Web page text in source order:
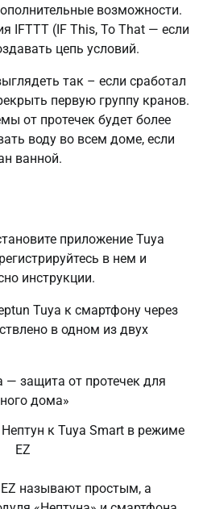
возможности.
IFTTT (IF This, То That — если
цепь условий.
так – если сработал
первую группу кранов.
от протечек будет более
воду во всем доме, если
ванной.
приложение Tuya
в нем и
инструкции.
Tuya к смартфону через
в одном из двух
к Tuya Smart в режиме
EZ
называют простым, а